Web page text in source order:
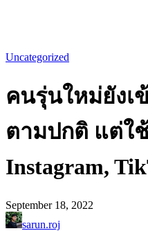
Uncategorized
คนรุ่นใหม่ยังเ
ตามปกติ แต่ใ
Instagram,
September 18, 2022
sarun.roj